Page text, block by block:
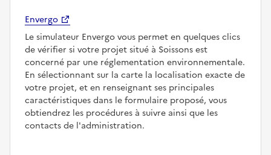
Envergo
Le simulateur Envergo vous permet en quelques clics
de vérifier si votre projet situé à Soissons est
concerné par une réglementation environnementale.
En sélectionnant sur la carte la localisation exacte de
votre projet, et en renseignant ses principales
caractéristiques dans le formulaire proposé, vous
obtiendrez les procédures à suivre ainsi que les
contacts de l'administration.